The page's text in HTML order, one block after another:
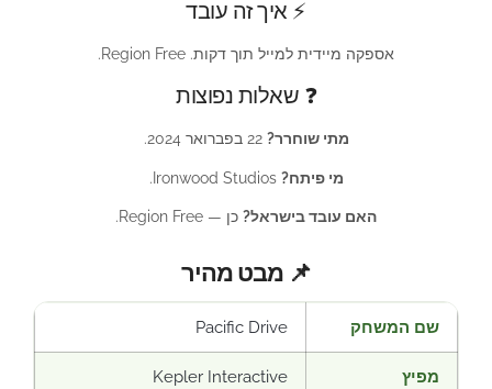
⚡ איך זה עובד
אספקה מיידית למייל תוך דקות. Region Free.
❓ שאלות נפוצות
מתי שוחרר? 22 בפברואר 2024.
מי פיתח? Ironwood Studios.
האם עובד בישראל? כן — Region Free.
📌 מבט מהיר
שם המשחק Pacific Drive
מפיץ Kepler Interactive